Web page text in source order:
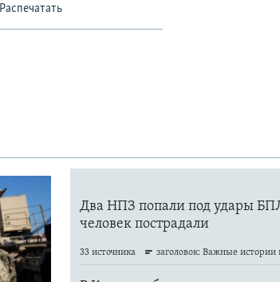
Распечатать